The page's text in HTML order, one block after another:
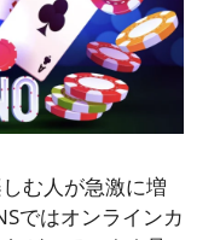
む人が急激に増
ではオンラインカ